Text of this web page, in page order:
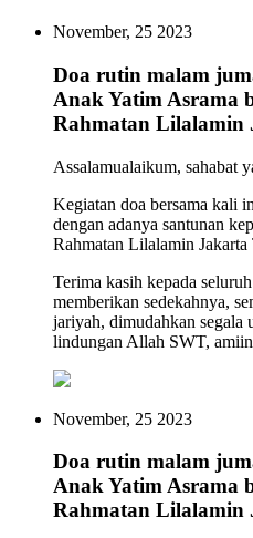
November, 25 2023
Doa rutin malam
Anak Yatim Asrama
Rahmatan
Assalamualaikum, sahabat
Kegiatan doa bersama kali
dengan adanya santunan
Rahmatan Lilalamin Jakarta
Terima kasih kepada
memberikan sedekahnya,
jariyah, dimudahkan segala
lindungan Allah SWT, amiin
November, 25 2023
Doa rutin malam
Anak Yatim Asrama
Rahmatan